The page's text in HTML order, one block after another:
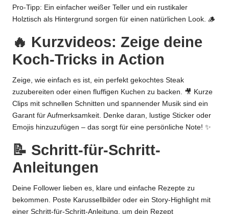
Pro-Tipp: Ein einfacher weißer Teller und ein rustikaler
Holztisch als Hintergrund sorgen für einen natürlichen Look. 🪵
🔥 Kurzvideos: Zeige deine
Koch-Tricks in Action
Zeige, wie einfach es ist, ein perfekt gekochtes Steak
zuzubereiten oder einen fluffigen Kuchen zu backen. 🎥 Kurze
Clips mit schnellen Schnitten und spannender Musik sind ein
Garant für Aufmerksamkeit. Denke daran, lustige Sticker oder
Emojis hinzuzufügen – das sorgt für eine persönliche Note! ✨
📝 Schritt-für-Schritt-
Anleitungen
Deine Follower lieben es, klare und einfache Rezepte zu
bekommen. Poste Karussellbilder oder ein Story-Highlight mit
einer Schritt-für-Schritt-Anleitung, um dein Rezept